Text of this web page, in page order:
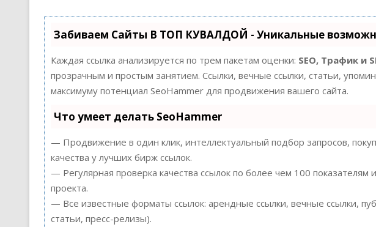
Забиваем Сайты В ТОП КУВАЛДОЙ - Уникальные
Каждая ссылка анализируется по трем пакетам оценки: SEO, Трафик и
прозрачным и простым занятием. Ссылки, вечные ссылки, статьи,
максимуму потенциал SeoHammer для продвижения вашего сайта.
Что умеет делать SeoHammer
— Продвижение в один клик, интеллектуальный подбор запросов,
качества у лучших бирж ссылок.
— Регулярная проверка качества ссылок по более чем 100
проекта.
— Все известные форматы ссылок: арендные ссылки, вечные ссылки,
статьи, пресс-релизы).